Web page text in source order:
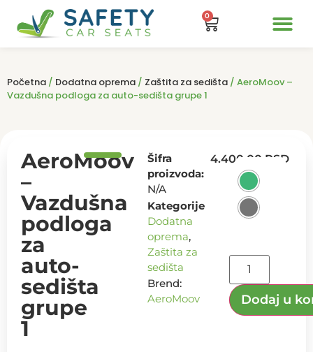
0
Početna / Dodatna oprema / Zaštita za sedišta / AeroMoov –
Vazdušna podloga za auto-sedišta grupe 1
AeroMoov
–
Vazdušna
podloga
za
auto-
sedišta
grupe
1
Šifra
proizvoda:
N/A
Kategorije
Dodatna
oprema,
Zaštita za
sedišta
Brend:
AeroMoov
4.400,00 RSD
Dodaj u